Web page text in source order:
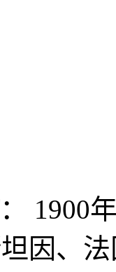
： 1900
因、